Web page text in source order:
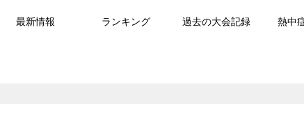
最新情報 ランキング 過去の大会記録 熱中